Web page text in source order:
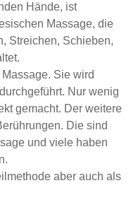
Hände, ist
Massage, die
Streichen, Schieben,
Sie wird
Nur wenig
gemacht. Der weitere
Die sind
und viele haben
aber auch als